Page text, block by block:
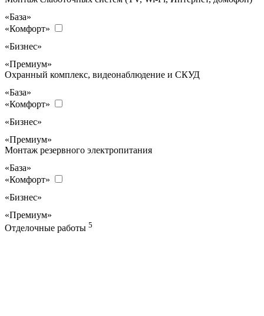
«База»
«Комфорт»
«Бизнес»
«Премиум»
Охранный комплекс, видеонаблюдение и СКУД
«База»
«Комфорт»
«Бизнес»
«Премиум»
Монтаж резервного электропитания
«База»
«Комфорт»
«Бизнес»
«Премиум»
Отделочные работы 5